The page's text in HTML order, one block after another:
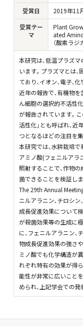
受賞日
2019年11
受賞テー
マ
Plant
ated
（酸素ラ
本研究は、低温プラズ
います。プラズマとは
ており、イオン、電子、
近年の報告で、有機物
ん細胞の選択的不活性
が報告されています。
活性化」とも呼ばれ、
つとなるほどの注目を
本研究では、水耕栽培
アミノ酸(フェニルアラ
照射することで、作物
菌できることを検証しま
The 29th Annual
ニルアラニン、チロシ
成長促進効果について
が殺菌効果等の生成に
に、フェニルアラニン
物成長促進効果の強さ
ミノ酸でも化学構造が
れぞれ特有の効果が得
能性が非常に広いこと
められ、上記学会での